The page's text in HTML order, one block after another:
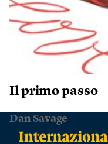
Il primo passo
Dan Savage